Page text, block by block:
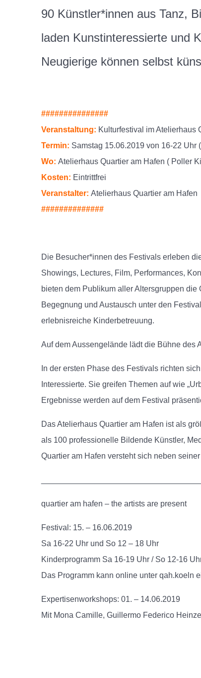
90 Künstler*innen aus Tanz,
laden Kunstinteressierte und
Neugierige können selbst
###############
Veranstaltung: Kulturfestival im Atelierhaus
Termin: Samstag 15.06.2019 von 16-22 Uhr
Wo: Atelierhaus Quartier am Hafen ( Poller
Kosten: Eintrittfrei
Veranstalter: Atelierhaus Quartier am Hafen
##############
Die Besucher*innen des Festivals erleben
Showings, Lectures, Film, Performances,
bieten dem Publikum aller Altersgruppen
Begegnung und Austausch unter den
erlebnisreiche Kinderbetreuung.
Auf dem Aussengelände lädt die Bühne des
In der ersten Phase des Festivals richten
Interessierte. Sie greifen Themen auf wie
Ergebnisse werden auf dem Festival
Das Atelierhaus Quartier am Hafen ist als
als 100 professionelle Bildende Künstler,
Quartier am Hafen versteht sich neben
quartier am hafen – the artists are present
Festival: 15. – 16.06.2019
Sa 16-22 Uhr und So 12 – 18 Uhr
Kinderprogramm Sa 16-19 Uhr / So 12-16
Das Programm kann online unter qah.koeln
Expertisenworkshops: 01. – 14.06.2019
Mit Mona Camille, Guillermo Federico